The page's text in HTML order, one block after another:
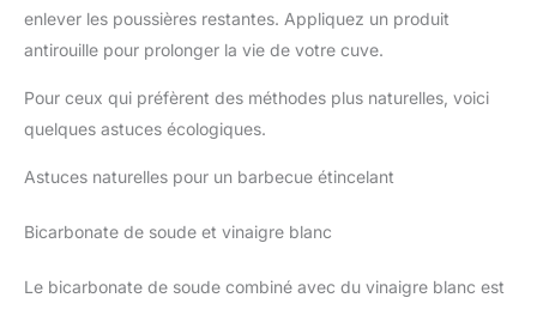
enlever les poussières restantes. Appliquez un produit
antirouille pour prolonger la vie de votre cuve.
Pour ceux qui préfèrent des méthodes plus naturelles, voici
quelques astuces écologiques.
Astuces naturelles pour un barbecue étincelant
Bicarbonate de soude et vinaigre blanc
Le bicarbonate de soude combiné avec du vinaigre blanc est